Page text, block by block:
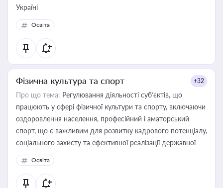
Україні
Освіта
Фізична культура та спорт +32
Про що тема: Регулювання діяльності суб’єктів, що
працюють у сфері фізичної культури та спорту, включаючи
оздоровлення населення, професійний і аматорський
спорт, що є важливим для розвитку кадрового потенціалу,
соціального захисту та ефективної реалізації державної
політики у цій галузі
Освіта